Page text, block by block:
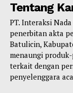
Tentang
PT. Interaksi
penerbitan akta
Batulicin,
menaungi
terkait dengan
penyelenggara